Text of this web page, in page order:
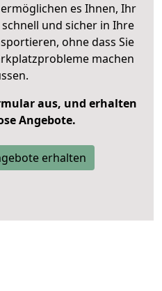
es Ihnen, Ihr
und sicher in Ihre
ohne dass Sie
machen
aus, und erhalten
Angebote.
erhalten